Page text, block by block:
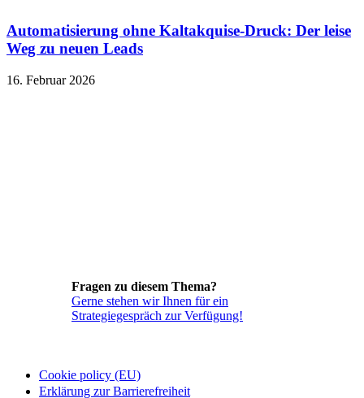
Automatisierung ohne Kaltakquise-Druck: Der leise
Weg zu neuen Leads
16. Februar 2026
Fragen zu diesem Thema?
Gerne stehen wir Ihnen für ein
Strategiegespräch zur Verfügung!
Cookie policy (EU)
Erklärung zur Barrierefreiheit